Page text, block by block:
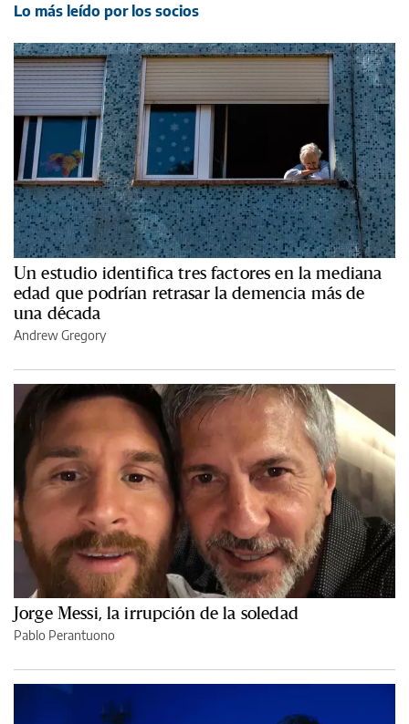
Lo más leído por los socios
Un estudio identifica tres factores en la mediana
edad que podrían retrasar la demencia más de
una década
Andrew Gregory
Jorge Messi, la irrupción de la soledad
Pablo Perantuono